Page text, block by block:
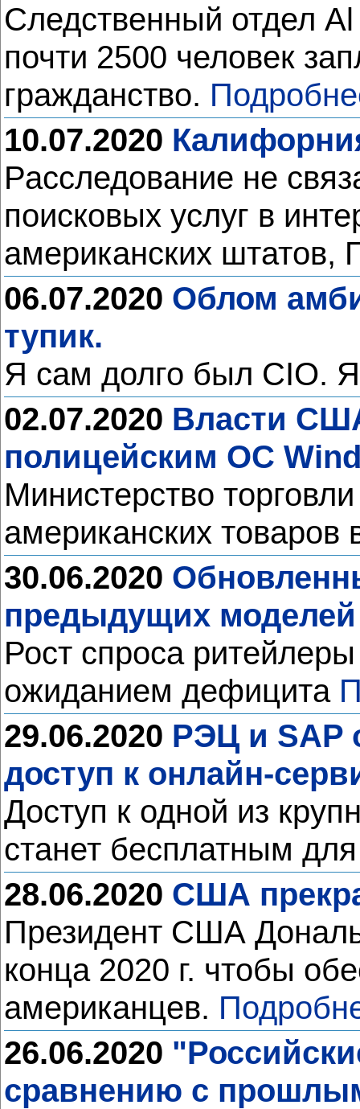
Следственный отдел
почти 2500 человек
гражданство.
10.07.2020
Расследование не
поисковых услуг в
американских штатов,
06.07.2020 Облом
тупик.
Я сам долго был CIO.
02.07.2020 Власти
полицейским ОС
Министерство
американских
30.06.2020
предыдущих моделей
Рост спроса
ожиданием дефицита
29.06.2020 РЭЦ и SAP
доступ к онлайн-
Доступ к одной из
станет бесплатным
28.06.2020 США
Президент США
конца 2020 г. чтобы
американцев.
26.06.2020
сравнению с